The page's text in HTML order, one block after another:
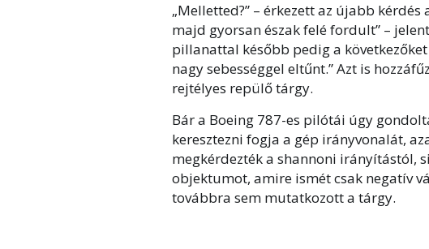
„Melletted?” – érkezett az újabb
majd gyorsan észak felé fordult” –
pillanattal később pedig a következőket
nagy sebességgel eltűnt.” Azt is
rejtélyes repülő tárgy.
Bár a Boeing 787-es pilótái úgy
keresztezni fogja a gép irányvonalát,
megkérdezték a shannoni irányítástól,
objektumot, amire ismét csak negatív
továbbra sem mutatkozott a tárgy.